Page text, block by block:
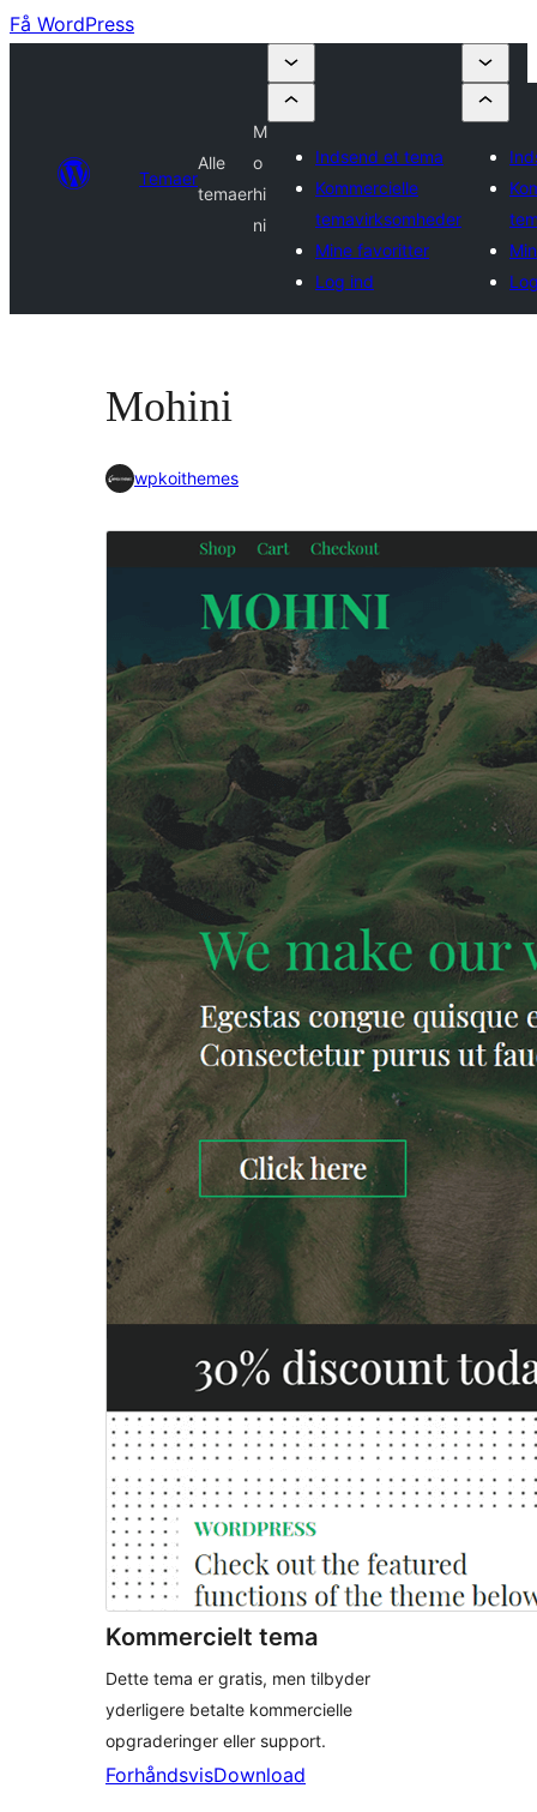
Få WordPress
Temaer
Alle
temaer
M
o
hi
ni
Indsend et tema
Kommercielle
temavirksomheder
Mine favoritter
Log ind
Mohini
wpkoithemes
Kommercielt tema
Dette tema er gratis, men tilbyder
yderligere betalte kommercielle
opgraderinger eller support.
ForhåndsvisDownload